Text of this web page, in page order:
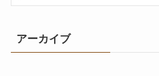
アーカイブ